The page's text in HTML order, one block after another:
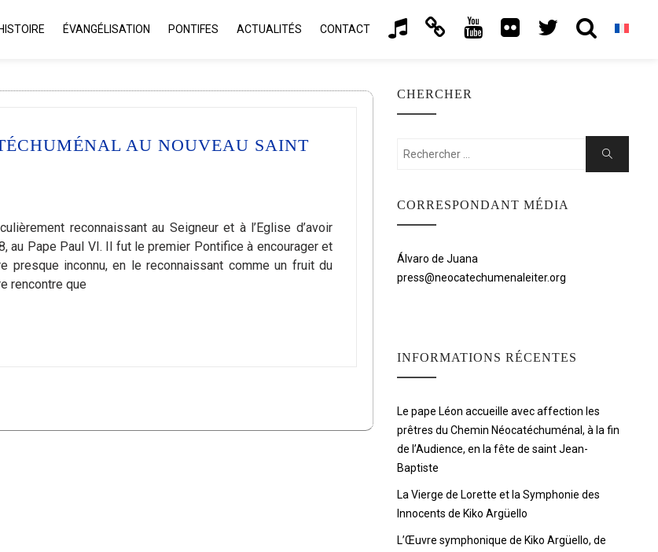
HISTOIRE ÉVANGÉLISATION PONTIFES ACTUALITÉS CONTACT
AU NOUVEAU SAINT
reconnaissant au Seigneur et à l’Eglise d’avoir
Pape Paul VI. Il fut le premier Pontifice à encourager et
inconnu, en le reconnaissant comme un fruit du
rencontre que
CHERCHER
Rechercher:
Chercher
CORRESPONDANT MÉDIA
Álvaro de Juana
press@neocatechumenaleiter.org
INFORMATIONS RÉCENTES
Le pape Léon accueille avec affection les
prêtres du Chemin Néocatéchuménal, à la fin
de l’Audience, en la fête de saint Jean-
Baptiste
La Vierge de Lorette et la Symphonie des
Innocents de Kiko Argüello
L’Œuvre symphonique de Kiko Argüello, de